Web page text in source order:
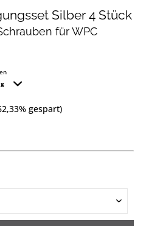
Silber 4 Stück
für WPC
gespart)